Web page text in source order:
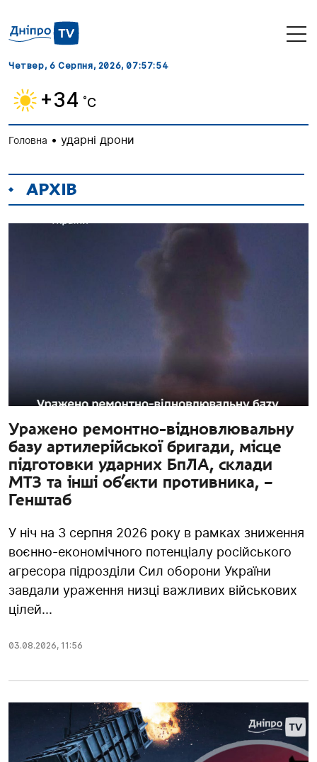
Четвер, 6 Серпня, 2026, 07:57:55
+34 ˚C
Головна • ударні дрони
АРХІВ
Уражено ремонтно-відновлювальну
базу артилерійської бригади, місце
підготовки ударних БпЛА, склади
МТЗ та інші об’єкти противника, –
Генштаб
У ніч на 3 серпня 2026 року в рамках зниження
воєнно-економічного потенціалу російського
агресора підрозділи Сил оборони України
завдали ураження низці важливих військових
цілей...
03.08.2026, 11:56